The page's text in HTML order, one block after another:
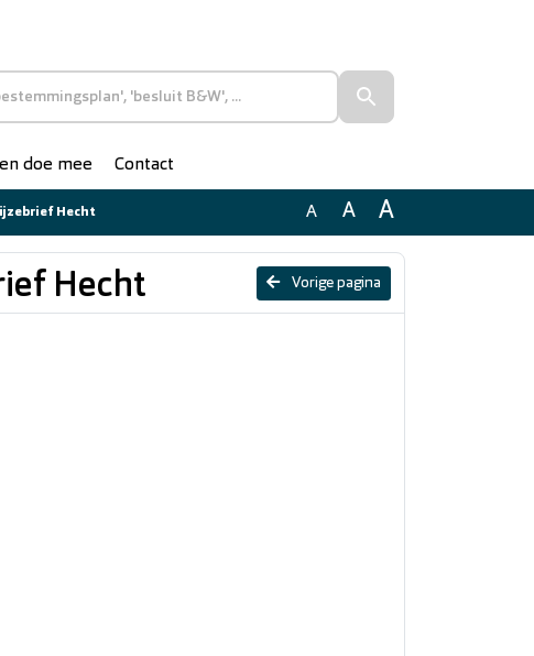
doe mee Contact
Hecht A A A
Vorige pagina
Hecht